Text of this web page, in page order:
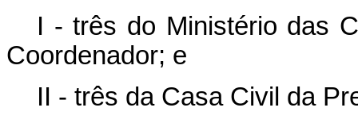
I - três do Ministério das
Coordenador; e
II - três da Casa Civil da